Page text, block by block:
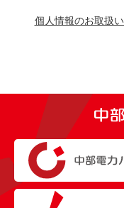
個人情報のお取扱
（新しいウィン